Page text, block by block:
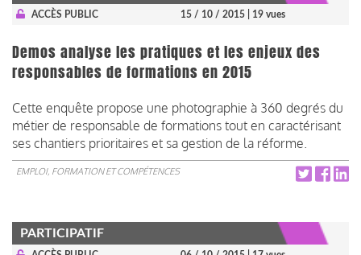
ACCÈS PUBLIC 15 / 10 / 2015 | 19 vues
Demos analyse les pratiques et les enjeux des
responsables de formations en 2015
Cette enquête propose une photographie à 360 degrés du
métier de responsable de formations tout en caractérisant
ses chantiers prioritaires et sa gestion de la réforme.
EMPLOI, FORMATION ET COMPÉTENCES
PARTICIPATIF